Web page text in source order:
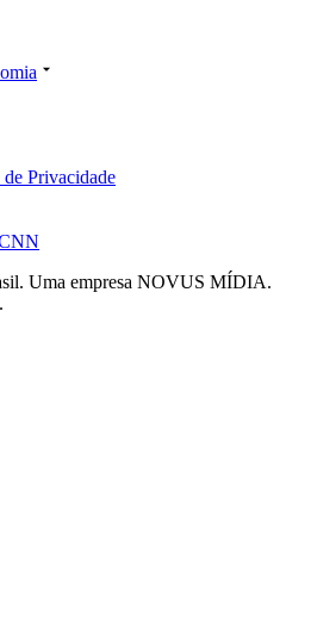
Privacidade
Uma empresa NOVUS MÍDIA.